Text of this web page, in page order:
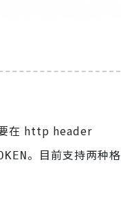
在 http header
。目前支持两种格